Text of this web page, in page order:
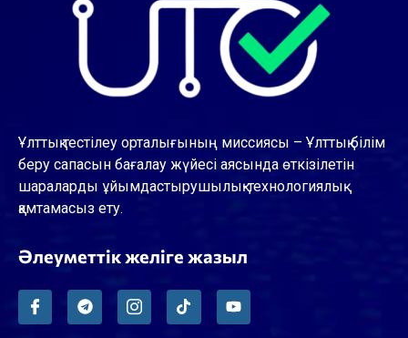
Ұлттық тестілеу орталығының миссиясы – Ұлттық білім
беру сапасын бағалау жүйесі аясында өткізілетін
шараларды ұйымдастырушылық-технологиялық
қамтамасыз ету.
Әлеуметтік желіге жазыл